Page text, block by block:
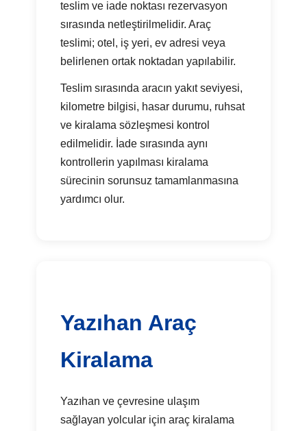
teslim ve iade noktası rezervasyon
sırasında netleştirilmelidir. Araç
teslimi; otel, iş yeri, ev adresi veya
belirlenen ortak noktadan yapılabilir.
Teslim sırasında aracın yakıt seviyesi,
kilometre bilgisi, hasar durumu, ruhsat
ve kiralama sözleşmesi kontrol
edilmelidir. İade sırasında aynı
kontrollerin yapılması kiralama
sürecinin sorunsuz tamamlanmasına
yardımcı olur.
Yazıhan Araç
Kiralama
Yazıhan ve çevresine ulaşım
sağlayan yolcular için araç kiralama